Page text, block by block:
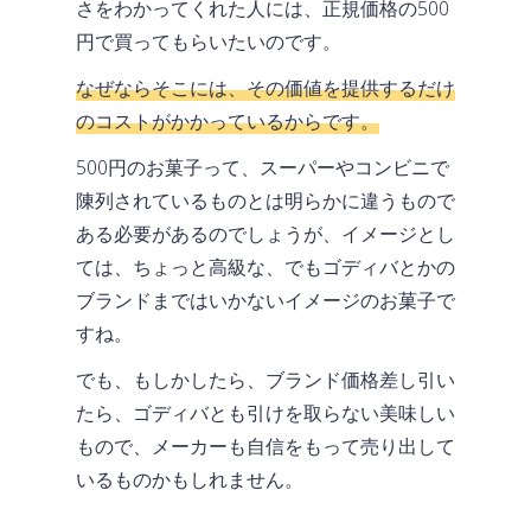
さをわかってくれた人には、正規価格の500
円で買ってもらいたいのです。
なぜならそこには、その価値を提供するだけ
のコストがかかっているからです。
500円のお菓子って、スーパーやコンビニで
陳列されているものとは明らかに違うもので
ある必要があるのでしょうが、イメージとし
ては、ちょっと高級な、でもゴディバとかの
ブランドまではいかないイメージのお菓子で
すね。
でも、もしかしたら、ブランド価格差し引い
たら、ゴディバとも引けを取らない美味しい
もので、メーカーも自信をもって売り出して
いるものかもしれません。